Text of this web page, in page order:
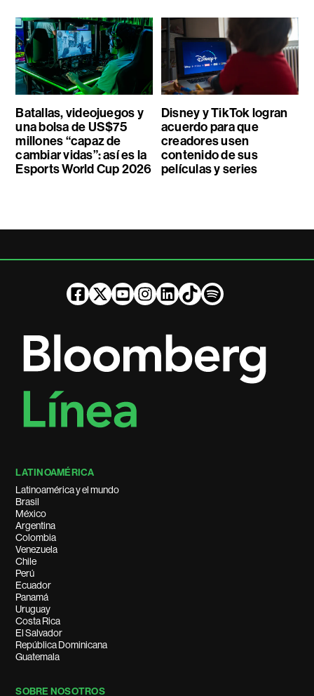
Batallas, videojuegos y
una bolsa de US$75
millones “capaz de
cambiar vidas”: así es la
Esports World Cup 2026
Disney y TikTok logran
acuerdo para que
creadores usen
contenido de sus
películas y series
LATINOAMÉRICA
Latinoamérica y el mundo
Brasil
México
Argentina
Colombia
Venezuela
Chile
Perú
Ecuador
Panamá
Uruguay
Costa Rica
El Salvador
República Dominicana
Guatemala
SOBRE NOSOTROS